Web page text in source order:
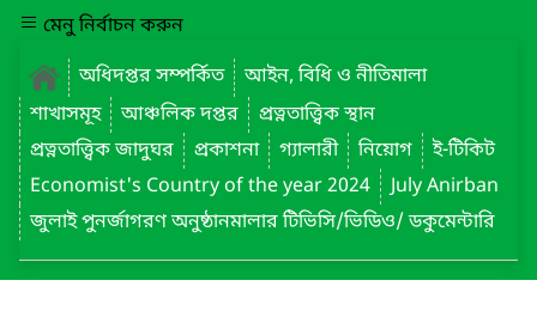
মেনু নির্বাচন করুন
অধিদপ্তর সম্পর্কিত
আইন, বিধি ও নীতিমালা
শাখাসমূহ
আঞ্চলিক দপ্তর
প্রত্নতাত্ত্বিক স্থান
প্রত্নতাত্ত্বিক জাদুঘর
প্রকাশনা গ্যালারী নিয়োগ
ই-টিকিট
Economist's Country of the year 2024
July Anirban
জুলাই পুনর্জাগরণ অনুষ্ঠানমালার টিভিসি/ভিডিও/ ডকুমেন্টারি